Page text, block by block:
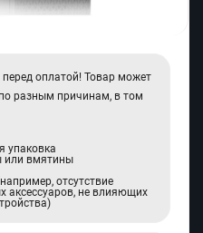
оплатой! Товар может
разным причинам, в том
упаковка
или вмятины
отсутствие
аксессуаров, не влияющих